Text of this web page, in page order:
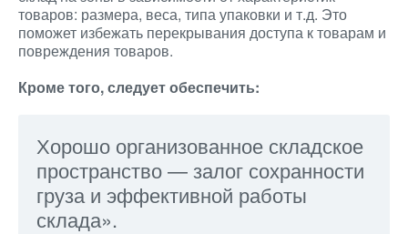
товаров: размера, веса, типа упаковки и т.д. Это
поможет избежать перекрывания доступа к товарам и
повреждения товаров.
Кроме того, следует обеспечить:
Хорошо организованное складское
пространство — залог сохранности
груза и эффективной работы
склада».